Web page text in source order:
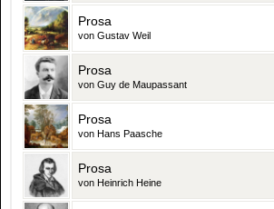
Prosa
von Gustav Weil
Prosa
von Guy de Maupassant
Prosa
von Hans Paasche
Prosa
von Heinrich Heine